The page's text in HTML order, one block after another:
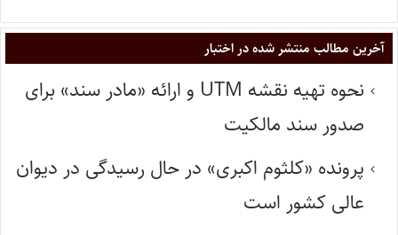
آخرین مطالب منتشر شده در اختبار
نحوه تهیه نقشه UTM و ارائه «مادر سند» برای
صدور سند مالکیت
پرونده «کلثوم اکبری» در حال رسیدگی در دیوان
عالی کشور است